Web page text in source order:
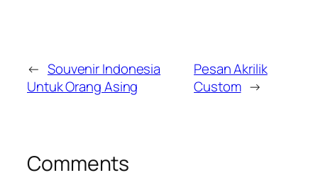
← Souvenir Indonesia
Untuk Orang Asing
Pesan Akrilik
Custom →
Comments